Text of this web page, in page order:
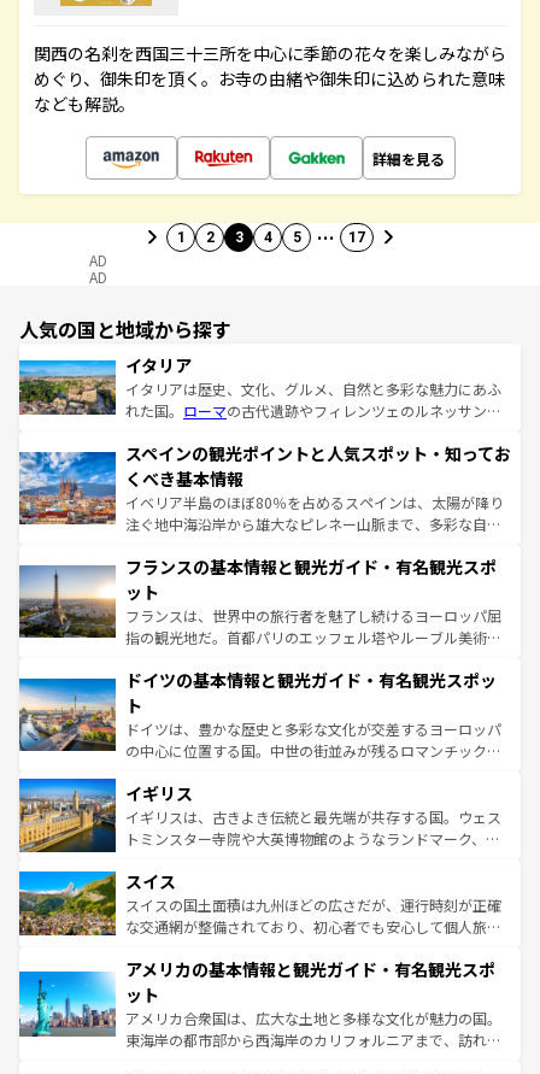
関西の名刹を西国三十三所を中心に季節の花々を楽しみながら
めぐり、御朱印を頂く。お寺の由緒や御朱印に込められた意味
なども解説。
詳細を見る
1 2 3 4 5 … 17
AD
AD
人気の国と地域から探す
イタリア
イタリアは歴史、文化、グルメ、自然と多彩な魅力にあふ
れた国。 ローマの古代遺跡やフィレンツェのルネッサンス
ろん、トスカーナの美しい田園風景やアマルフィ海岸の絶
景など、自然景観も見逃せない。観光の合間には、本場の
ピザやパスタなど、絶品のイタリア料理を堪能することも
できる。朝目覚めてから夜眠るまで、すべての瞬間を楽し
なお、新着のイタリア情報はコンテンツ一覧を参照してほ
しい。
スペインの観光ポイントと人気スポット・知ってお
くべき基本情報
イベリア半島のほぼ80％を占めるスペインは、太陽が降り
注ぐ地中海沿岸から雄大なピレネー山脈まで、多彩な自然
文化が根付くこの国では、情熱的なフラメンコ、熱気あふ
れる闘牛、そして美味しいタパスが生活の一部となってい
る。首都マドリードの洗練された雰囲気や、バルセロナの
アートに溢れた街角から、地方では古代ローマ遺跡や中世
せる。地方によって風土や気候が異なるスペインはその個
ンテンツ一覧 を参照してほしい。
フランスの基本情報と観光ガイド・有名観光スポ
ット
フランスは、世界中の旅行者を魅了し続けるヨーロッパ屈
指の観光地だ。首都パリのエッフェル塔やルーブル美術館
で、幅広い魅力が詰まっている。華麗な宮殿、歴史的な大
聖堂、美しいビーチ、そして豊かな自然が、訪れる者を心
から魅了する。また、フランスは美食の国としても知ら
れ、フランス料理はユネスコ無形文化遺産にも登録されて
香り高いラベンダー畑など、多彩な楽しみ方が可能だ。さ
らに、パリ以外の地域にも魅力が溢れており、どの街角に
も豊かな歴史と文化が息づいている。パリ以外の個性あふ
を参照してほしい。
ドイツの基本情報と観光ガイド・有名観光スポッ
ト
ドイツは、豊かな歴史と多彩な文化が交差するヨーロッパ
の中心に位置する国。中世の街並みが残るロマンチック街
顔を持つこの国は、どこを歩いても飽きることがない。ベ
ルリンの文化的活気、バイエルン州のアルプスの絶景、そ
してライン川沿いのワイン畑といった風景は必見。ビール
は、お酒好きな人にはぜひ体験してほしい。 なお、新着の
ドイツ情報はコンテンツ一覧を参照してほしい。
イギリス
イギリスは、古きよき伝統と最先端が共存する国。ウェス
トミンスター寺院や大英博物館のようなランドマーク、歴
リアごとに異なる魅力がある。また、優雅なアフタヌーン
ティー、ビール好きにはたまらない英国パブ、サッカー観
戦など、本場だからこそできる体験も豊富。イギリスを旅
ンツ一覧を参照してほしい。
スイス
スイスの国土面積は九州ほどの広さだが、運行時刻が正確
な交通網が整備されており、初心者でも安心して個人旅行
の建物がそのまま残る町や、スイスならではのユニークな
博物館もあり、アルプス観光だけでなく町歩きも満喫する
ことができる。国民の所得が高いため物価も高いが、旅行
者向けの交通パス提供のサービスもあり、うまく活用すれ
アメリカの基本情報と観光ガイド・有名観光スポ
ット
アメリカ合衆国は、広大な土地と多様な文化が魅力の国。
東海岸の都市部から西海岸のカリフォルニアまで、訪れる